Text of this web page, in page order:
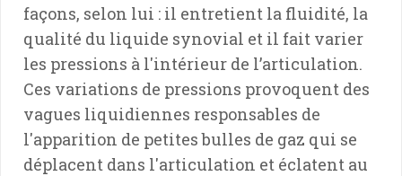
façons, selon lui : il entretient la fluidité, la
qualité du liquide synovial et il fait varier
les pressions à l'intérieur de l’articulation.
Ces variations de pressions provoquent des
vagues liquidiennes responsables de
l'apparition de petites bulles de gaz qui se
déplacent dans l'articulation et éclatent au